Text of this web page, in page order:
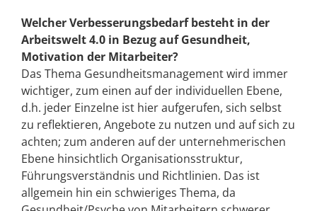
Welcher Verbesserungsbedarf besteht in der
Arbeitswelt 4.0 in Bezug auf Gesundheit,
Motivation der Mitarbeiter?
Das Thema Gesundheitsmanagement wird immer
wichtiger, zum einen auf der individuellen Ebene,
d.h. jeder Einzelne ist hier aufgerufen, sich selbst
zu reflektieren, Angebote zu nutzen und auf sich zu
achten; zum anderen auf der unternehmerischen
Ebene hinsichtlich Organisationsstruktur,
Führungsverständnis und Richtlinien. Das ist
allgemein hin ein schwieriges Thema, da